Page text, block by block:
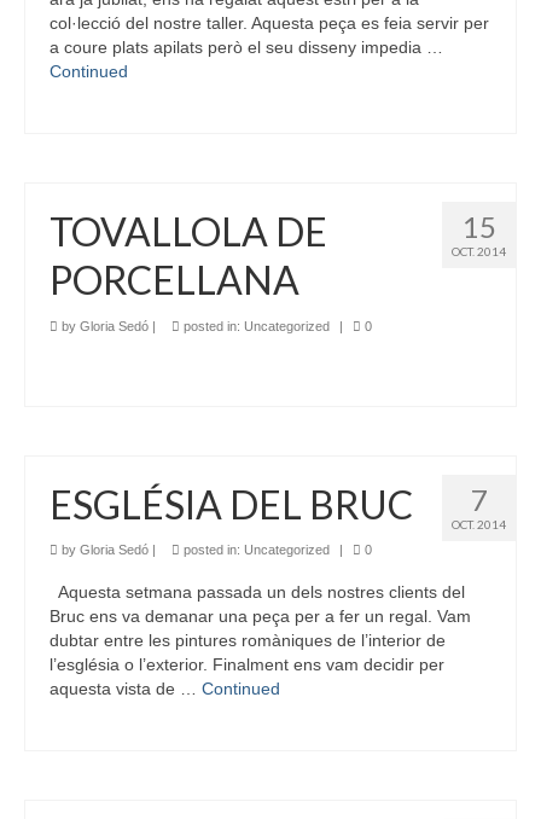
col·lecció del nostre taller. Aquesta peça es feia servir per
a coure plats apilats però el seu disseny impedia …
Continued
15
OCT. 2014
TOVALLOLA DE
PORCELLANA
by Gloria Sedó | posted in: Uncategorized | 0
7
OCT. 2014
ESGLÉSIA DEL BRUC
by Gloria Sedó | posted in: Uncategorized | 0
Aquesta setmana passada un dels nostres clients del
Bruc ens va demanar una peça per a fer un regal. Vam
dubtar entre les pintures romàniques de l’interior de
l’església o l’exterior. Finalment ens vam decidir per
aquesta vista de … Continued